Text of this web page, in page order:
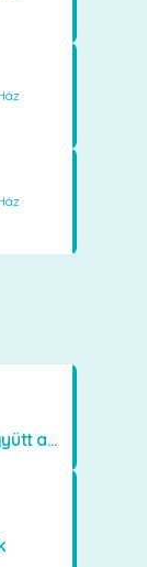
Együtt a „színpadon”, együtt az élményekért 🎭✨